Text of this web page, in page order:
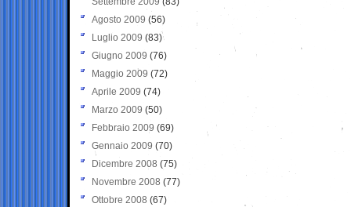
Agosto 2009 (56)
Luglio 2009 (83)
Giugno 2009 (76)
Maggio 2009 (72)
Aprile 2009 (74)
Marzo 2009 (50)
Febbraio 2009 (69)
Gennaio 2009 (70)
Dicembre 2008 (75)
Novembre 2008 (77)
Ottobre 2008 (67)